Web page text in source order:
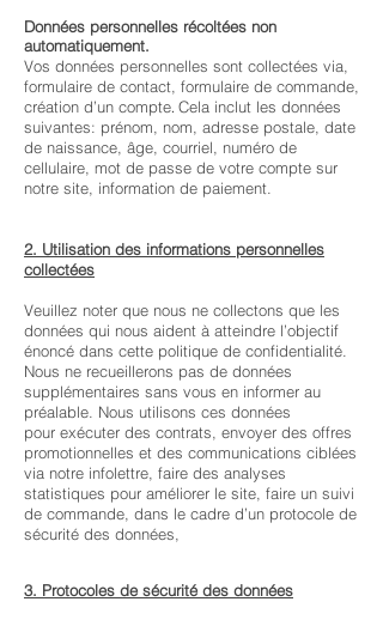
Données personnelles récoltées non
automatiquement.
Vos données personnelles sont collectées via,
formulaire de contact, formulaire de commande,
création d’un compte. Cela inclut les données
suivantes: prénom, nom, adresse postale, date
de naissance, âge, courriel, numéro de
cellulaire, mot de passe de votre compte sur
notre site, information de paiement.
2. Utilisation des informations personnelles
collectées
Veuillez noter que nous ne collectons que les
données qui nous aident à atteindre l’objectif
énoncé dans cette politique de confidentialité.
Nous ne recueillerons pas de données
supplémentaires sans vous en informer au
préalable. Nous utilisons ces données
pour exécuter des contrats, envoyer des offres
promotionnelles et des communications ciblées
via notre infolettre, faire des analyses
statistiques pour améliorer le site, faire un suivi
de commande, dans le cadre d’un protocole de
sécurité des données,
3. Protocoles de sécurité des données